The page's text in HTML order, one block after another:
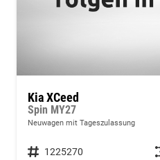
Kia XCeed
Spin MY27
Neuwagen mit Tageszulassung
Fahrzeugnummer 1225270